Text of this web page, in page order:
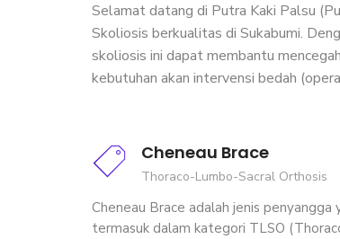
Selamat datang di Putra Kaki Palsu
Skoliosis berkualitas di Sukabumi.
skoliosis ini dapat membantu
kebutuhan akan intervensi bedah
Cheneau Brace
Thoraco-Lumbo-Sacral Orthosis
Cheneau Brace adalah jenis penyangga
termasuk dalam kategori TLSO